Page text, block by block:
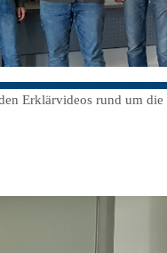
Erklärvideos rund um die